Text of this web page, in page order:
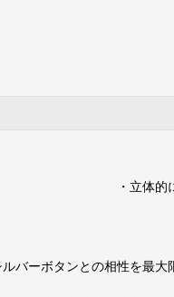
・立体
ルバーボタンとの相性を最